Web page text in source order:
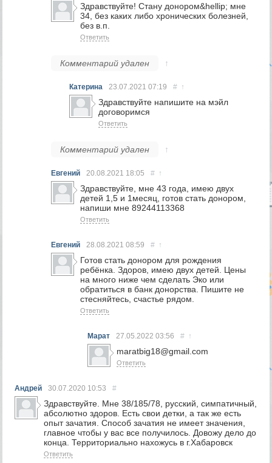
Здравствуйте! Стану донором&hellip; мне
34, без каких либо хронических болезней,
без в.п.
Ответить
Комментарий удален ↑
Катерина 23.07.2021 07:19 # ↑
Здравствуйте напишите на мэйл
договоримся
Ответить
Комментарий удален ↑
Евгений 20.08.2021 18:05 # ↑
Здравствуйте, мне 43 года, имею двух
детей 1,5 и 1месяц, готов стать донором,
напиши мне 89244113368
Ответить
Евгений 28.08.2021 08:59 # ↑
Готов стать донором для рождения
ребёнка. Здоров, имею двух детей. Цены
на много ниже чем сделать Эко или
обратиться в банк донорства. Пишите не
стесняйтесь, счастье рядом.
Ответить
Марат 27.05.2022 03:56 # ↑
maratbig18@gmail.com
Ответить
Андрей 30.07.2020 10:53 #
Здравствуйте. Мне 38/185/78, русский, симпатичный,
абсолютно здоров. Есть свои детки, а так же есть
опыт зачатия. Способ зачатия не имеет значения,
главное чтобы у вас все получилось. Довожу дело до
конца. Территориально нахожусь в г.Хабаровск
Ответить